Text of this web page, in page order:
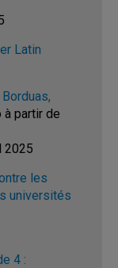
Latin
à partir de
2025
les
universités
4 :